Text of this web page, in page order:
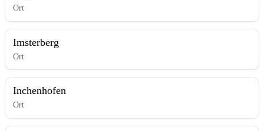
Ort
Imsterberg
Ort
Inchenhofen
Ort